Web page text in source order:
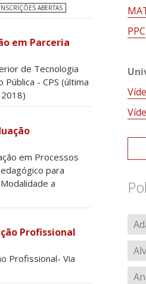
PPC
INSCRIÇÕES ABERTAS
em Parceria
de Tecnologia
Pública - CPS (última
em Processos
para
a
Profissional
Profissional- Via